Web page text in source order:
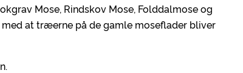
Mose, Rindskov Mose, Folddalmose og
at træerne på de gamle moseflader bliver